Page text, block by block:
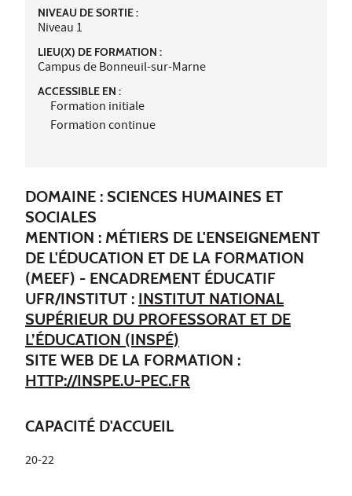
NIVEAU DE SORTIE :
Niveau 1
LIEU(X) DE FORMATION :
Campus de Bonneuil-sur-Marne
ACCESSIBLE EN :
Formation initiale
Formation continue
DOMAINE : SCIENCES HUMAINES ET
SOCIALES
MENTION : MÉTIERS DE L'ENSEIGNEMENT
DE L'ÉDUCATION ET DE LA FORMATION
(MEEF) - ENCADREMENT ÉDUCATIF
UFR/INSTITUT : INSTITUT NATIONAL
SUPÉRIEUR DU PROFESSORAT ET DE
L’ÉDUCATION (INSPÉ)
SITE WEB DE LA FORMATION :
HTTP://INSPE.U-PEC.FR
CAPACITÉ D'ACCUEIL
20-22